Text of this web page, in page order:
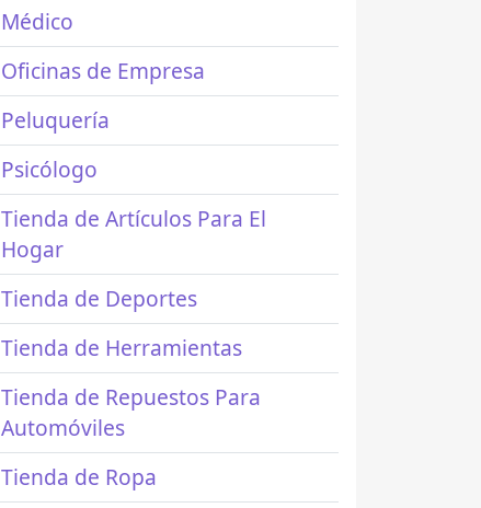
Médico
Oficinas de Empresa
Peluquería
Psicólogo
Tienda de Artículos Para El
Hogar
Tienda de Deportes
Tienda de Herramientas
Tienda de Repuestos Para
Automóviles
Tienda de Ropa